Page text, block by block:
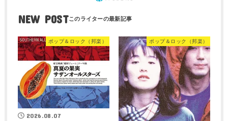
NEW POST
ポップ＆ロック（邦楽）
2026.08.07
ポップ＆ロック（邦楽）